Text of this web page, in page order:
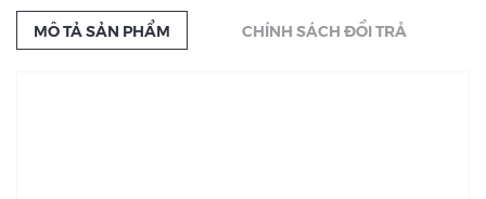
MÔ TẢ SẢN PHẨM CHÍNH SÁCH ĐỔI TRẢ